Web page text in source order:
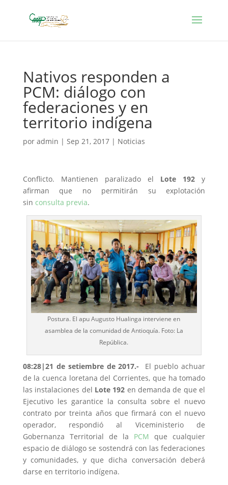
Nativos responden a
PCM: diálogo con
federaciones y en
territorio indígena
por admin | Sep 21, 2017| Noticias
Conflicto. Mantienen paralizado el Lote 192 y
afirman que no permitirán su explotación
sin consulta previa.
Postura. El apu Augusto Hualinga interviene en
asamblea de la comunidad de Antioquía. Foto: La
República.
08:28|21 de setiembre de 2017.- El pueblo achuar
de la cuenca loretana del Corrientes, que ha tomado
las instalaciones del Lote 192 en demanda de que el
Ejecutivo les garantice la consulta sobre el nuevo
contrato por treinta años que firmará con el nuevo
operador, respondió al Viceministerio de
Gobernanza Territorial de la PCM que cualquier
espacio de diálogo se sostendrá con las federaciones
y comunidades, y que dicha conversación deberá
darse en territorio indígena.